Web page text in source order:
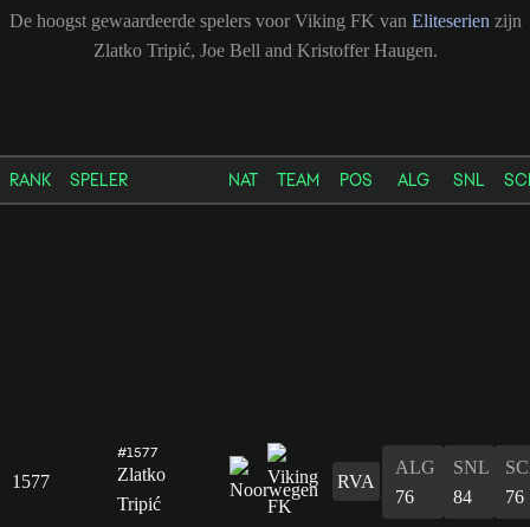
De hoogst gewaardeerde spelers voor Viking FK van Eliteserien zijn
Zlatko Tripić, Joe Bell and Kristoffer Haugen.
RANK SPELER NAT TEAM POS ALG SNL
1577
#1577
Zlatko
Tripić
RVA
ALG
76
SNL
84
76